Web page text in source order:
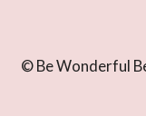
© Be Wonderful